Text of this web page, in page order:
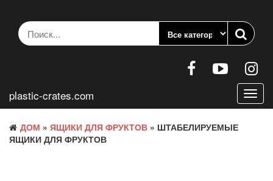
содержанию
plastic-crates.com
ДОМ » ЯЩИКИ ДЛЯ ФРУКТОВ » ШТАБЕЛИРУЕМЫЕ
ЯЩИКИ ДЛЯ ФРУКТОВ